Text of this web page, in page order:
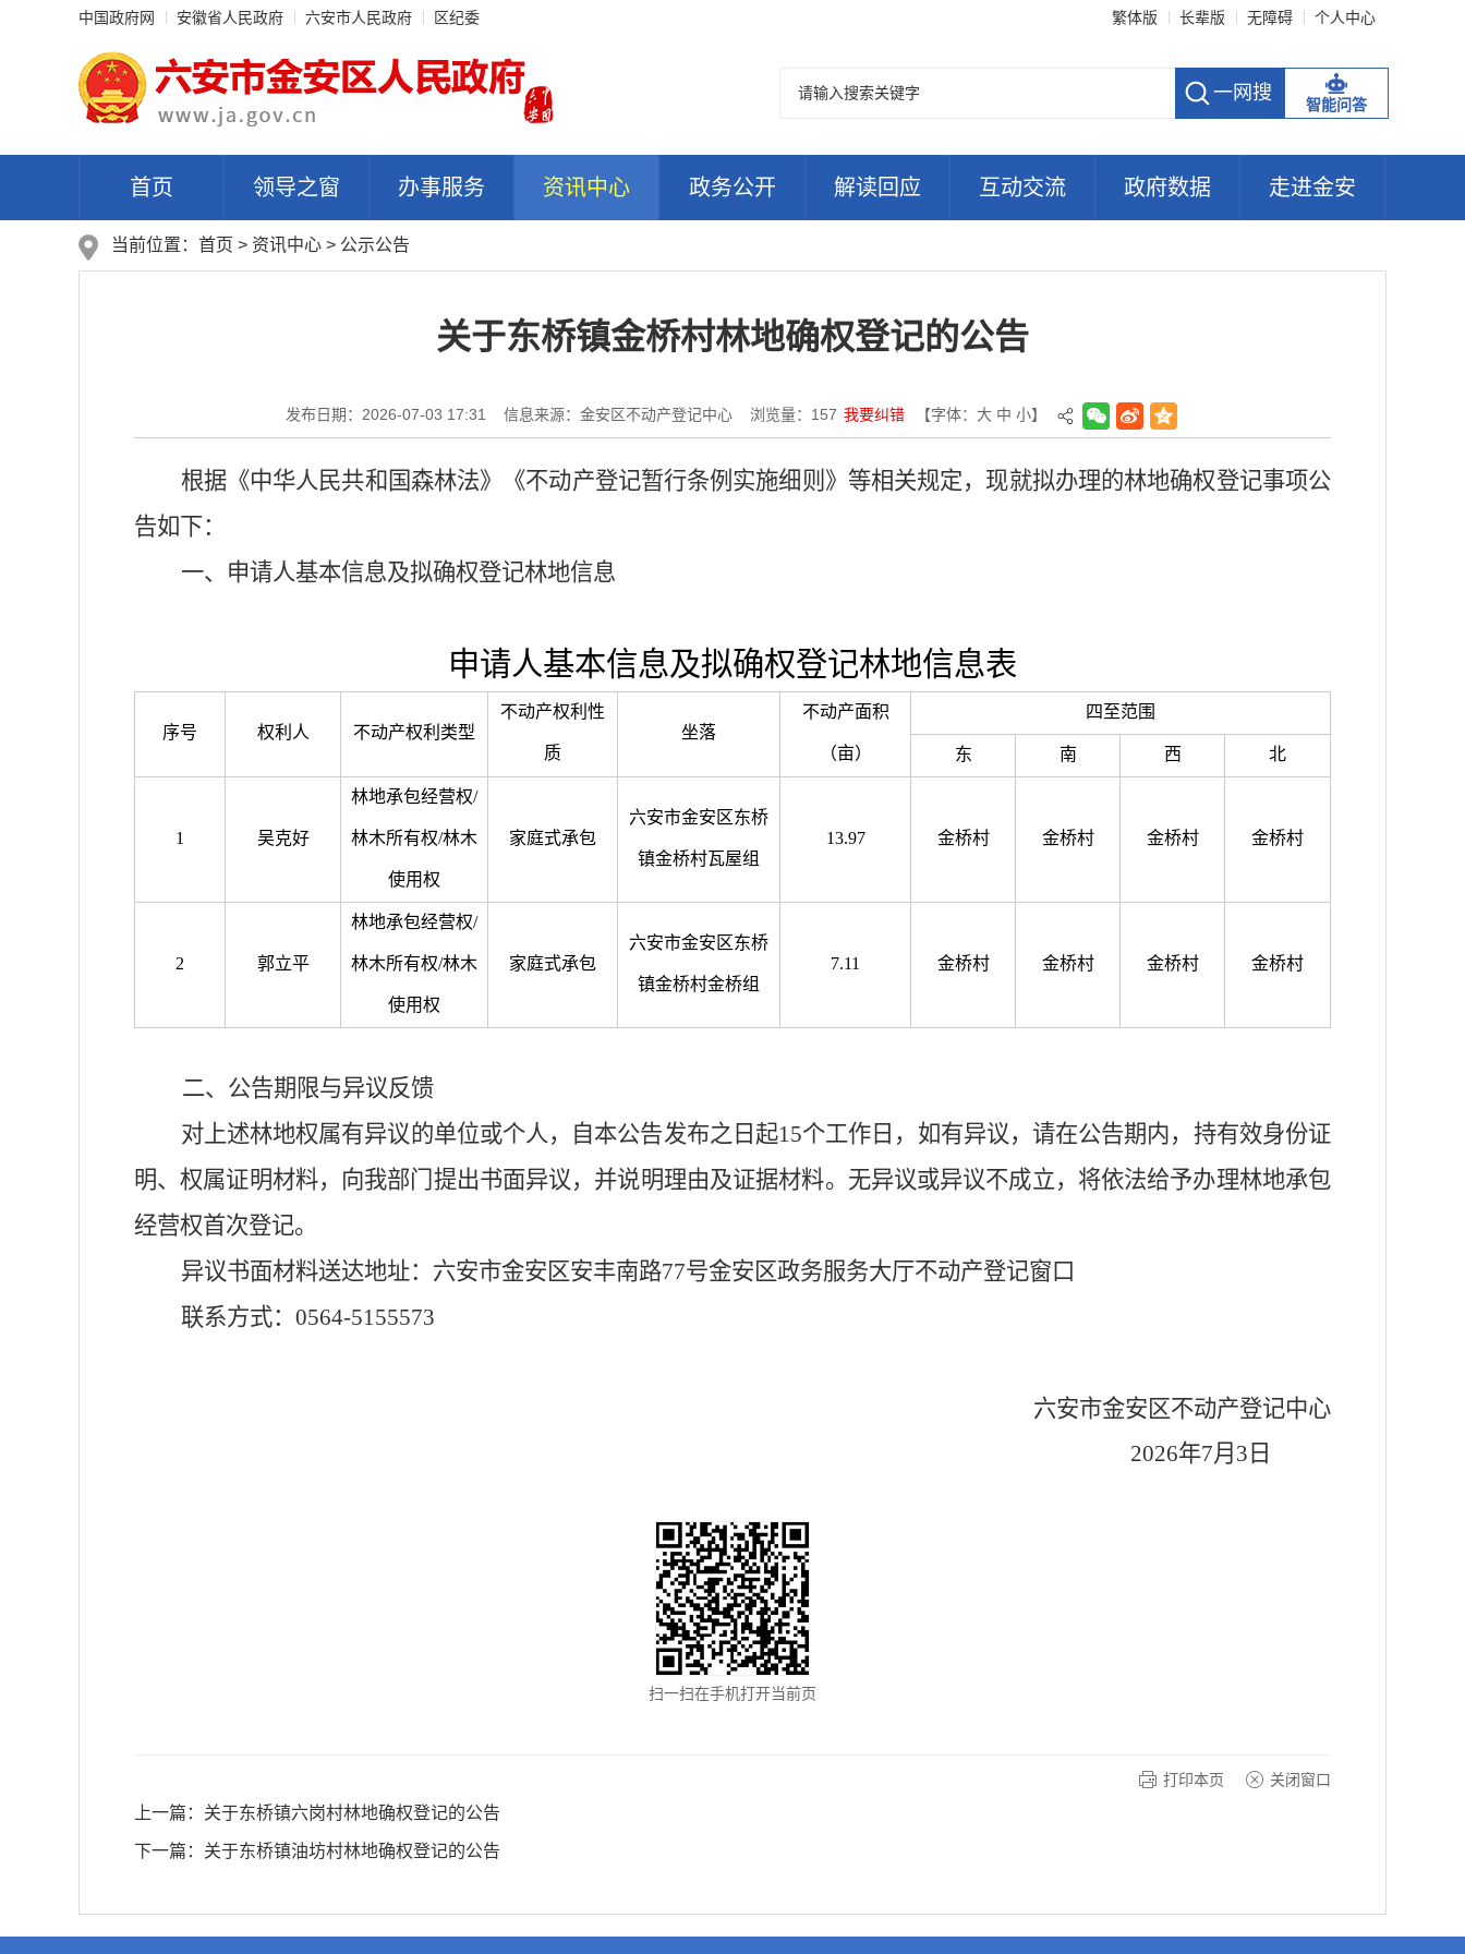
中国政府网 安徽省人民政府 六安市人民政府 区纪委 繁体版 长辈版 无障碍 个人中心
智能问答
首页 领导之窗 办事服务 资讯中心 政务公开 解读回应 互动交流 政府数据 走进金安
当前位置： 首页 > 资讯中心 > 公示公告
关于东桥镇金桥村林地确权登记的公告
发布日期：2026-07-03 17:31 信息来源：金安区不动产登记中心 浏览量： 157 我要纠错 【字体： 大 中 小】
根据《中华人民共和国森林法》《不动产登记暂行条例实施细则》等相关规定，现就拟办理的林地确权登记事项公
告如下：
一、 申请人基本信息及拟确权登记林地信息
申请人基本信息及拟确权登记林地信息表
序号 权利人 不动产权利类型
不动产权利性
质
坐落
不动产面积
（亩）
四至范围
东 南 西 北
1 吴克好
林地承包经营权/
林木所有权/林木
使用权
家庭式承包
六安市金安区东桥
镇金桥村瓦屋组
13.97 金桥村 金桥村 金桥村 金桥村
2 郭立平
林地承包经营权/
林木所有权/林木
使用权
家庭式承包
六安市金安区东桥
镇金桥村金桥组
7.11 金桥村 金桥村 金桥村 金桥村
二、公告期限与异议反馈
对上述林地权属有异议的单位或个人，自本公告发布之日起15个工作日，如有异议，请在公告期内， 持有效身份证
明、权属证明材料，向我部门 提出书面异议，并说明理由及证据材料。 无异议或异议不成立，将依法给予办理林地承包
经营权首次登记。
异议书面材料送达地址：六安市金安区安丰南路77号金安区政务服务大厅不动产登记窗口
联系方式： 0564-5155573
六安市金安区不动产登记中心
2026年7月 3 日
扫一扫在手机打开当前页
打印本页 关闭窗口
上一篇： 关于东桥镇六岗村林地确权登记的公告
下一篇： 关于东桥镇油坊村林地确权登记的公告